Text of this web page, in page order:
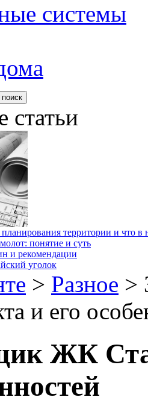
системы
статьи
территории и что в
понятие и суть
и рекомендации
уголок
> Разное >
и его
ЖК